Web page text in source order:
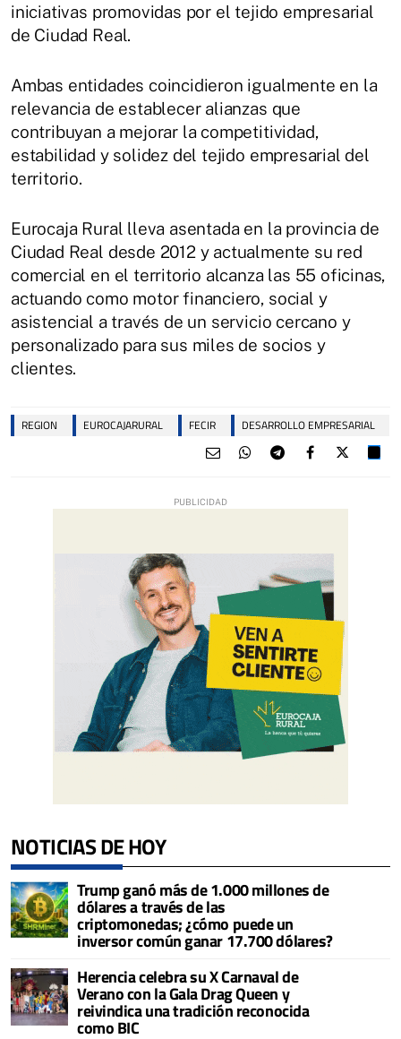
iniciativas promovidas por el tejido empresarial
de Ciudad Real.
Ambas entidades coincidieron igualmente en la
relevancia de establecer alianzas que
contribuyan a mejorar la competitividad,
estabilidad y solidez del tejido empresarial del
territorio.
Eurocaja Rural lleva asentada en la provincia de
Ciudad Real desde 2012 y actualmente su red
comercial en el territorio alcanza las 55 oficinas,
actuando como motor financiero, social y
asistencial a través de un servicio cercano y
personalizado para sus miles de socios y
clientes.
REGION EUROCAJARURAL FECIR DESARROLLO EMPRESARIAL
NOTICIAS DE HOY
Trump ganó más de 1.000 millones de
dólares a través de las
criptomonedas; ¿cómo puede un
inversor común ganar 17.700 dólares?
Herencia celebra su X Carnaval de
Verano con la Gala Drag Queen y
reivindica una tradición reconocida
como BIC